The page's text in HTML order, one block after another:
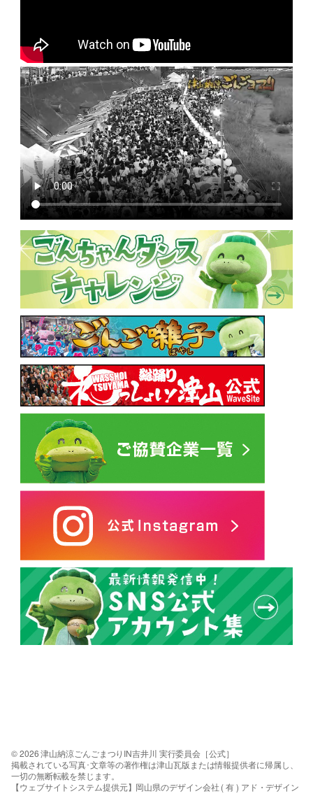
© 2026 津山納涼ごんごまつりIN吉井川 実行委員会［公式］
掲載されている写真･文章等の著作権は津山瓦版または情報提供者に帰属し、
一切の無断転載を禁じます。
【ウェブサイトシステム提供元】岡山県のデザイン会社 ( 有 ) アド・デザイン